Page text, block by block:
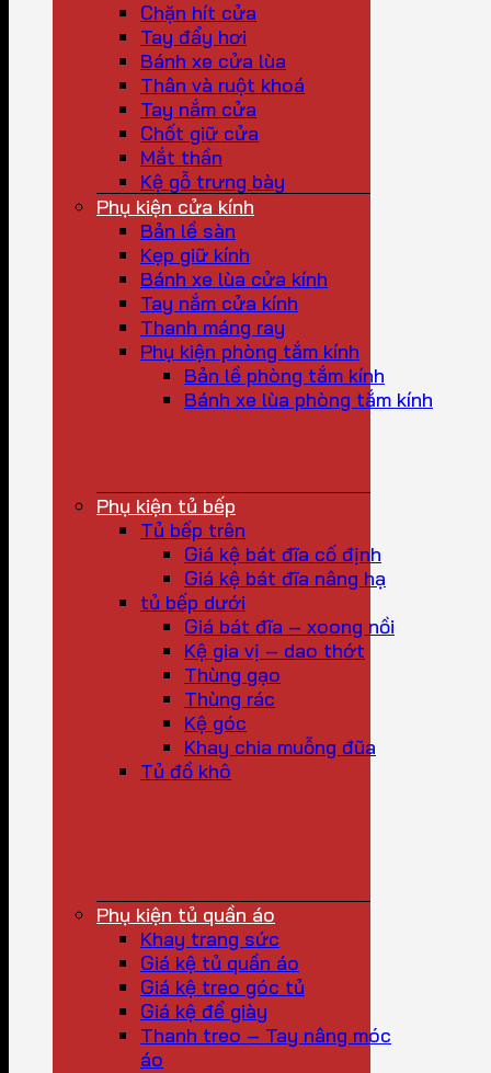
Chặn hít cửa
Tay đẩy hơi
Bánh xe cửa lùa
Thân và ruột khoá
Tay nắm cửa
Chốt giữ cửa
Mắt thần
Kệ gỗ trưng bày
Phụ kiện cửa kính
Bản lề sàn
Kẹp giữ kính
Bánh xe lùa cửa kính
Tay nắm cửa kính
Thanh máng ray
Phụ kiện phòng tắm kính
Bản lề phòng tắm kính
Bánh xe lùa phòng tắm kính
Phụ kiện tủ bếp
Tủ bếp trên
Giá kệ bát đĩa cố định
Giá kệ bát đĩa nâng hạ
tủ bếp dưới
Giá bát đĩa – xoong nồi
Kệ gia vị – dao thớt
Thùng gạo
Thùng rác
Kệ góc
Khay chia muỗng đũa
Tủ đồ khô
Phụ kiện tủ quần áo
Khay trang sức
Giá kệ tủ quần áo
Giá kệ treo góc tủ
Giá kệ để giày
Thanh treo – Tay nâng móc
áo